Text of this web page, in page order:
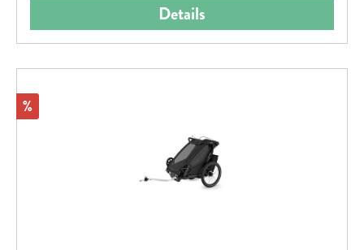
Details
Rabatt
%